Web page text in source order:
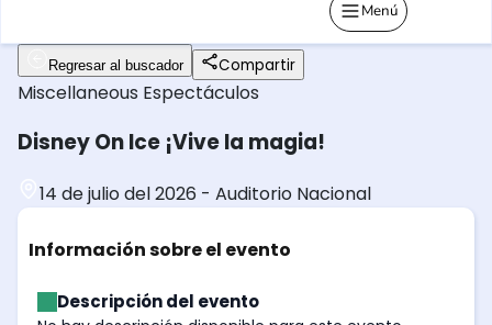
Menú
Regresar al buscador Compartir
Miscellaneous Espectáculos
Disney On Ice ¡Vive la magia!
14 de julio del 2026 - Auditorio Nacional
Información sobre el evento
Descripción del evento